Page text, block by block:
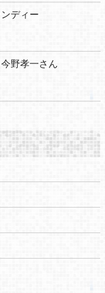
ディー
野孝一さん